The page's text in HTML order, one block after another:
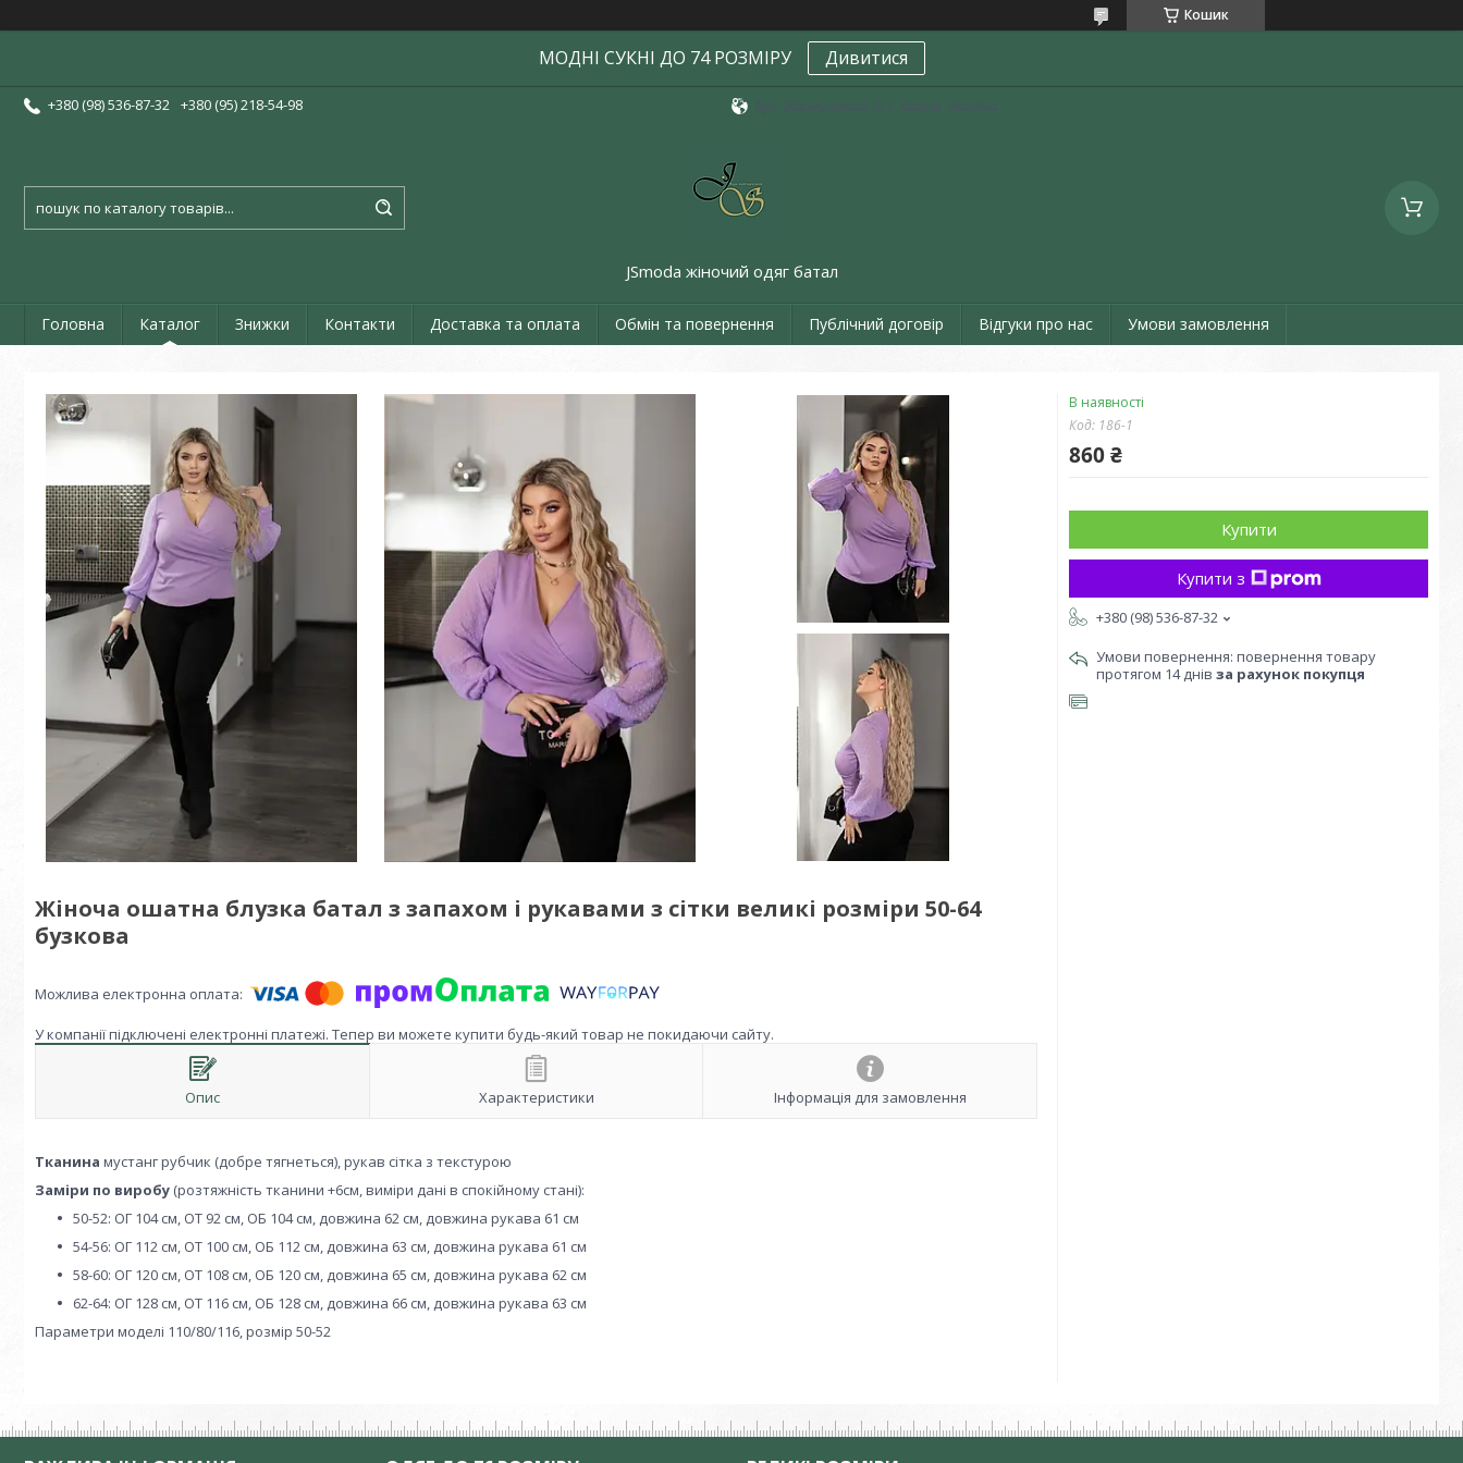
Кошик
МОДНІ СУКНІ ДО 74 РОЗМІРУ Дивитися
+380 (98) 536-87-32 +380 (95) 218-54-98
JSmoda жіночий одяг батал
Головна Каталог Знижки Контакти Доставка та оплата Обмін та повернення Публічний договір Відгуки про нас Умови замовлення
Жіноча ошатна блузка батал з запахом і рукавами з сітки великі розміри 50-64
бузкова
У компанії підключені електронні платежі. Тепер ви можете купити будь-який товар не покидаючи сайту.
Опис Характеристики Інформація для замовлення
Тканина мустанг рубчик (добре тягнеться), рукав сітка з текстурою
Заміри по виробу (розтяжність тканини +6см, виміри дані в спокійному стані):
50-52: ОГ 104 см, ОТ 92 см, ОБ 104 см, довжина 62 см, довжина рукава 61 см
54-56: ОГ 112 см, ОТ 100 см, ОБ 112 см, довжина 63 см, довжина рукава 61 см
58-60: ОГ 120 см, ОТ 108 см, ОБ 120 см, довжина 65 см, довжина рукава 62 см
62-64: ОГ 128 см, ОТ 116 см, ОБ 128 см, довжина 66 см, довжина рукава 63 см
Параметри моделі 110/80/116, розмір 50-52
В наявності
Код: 186-1
860 ₴
Купити
Купити з
+380 (98) 536-87-32
повернення товару
протягом 14 днів за рахунок покупця